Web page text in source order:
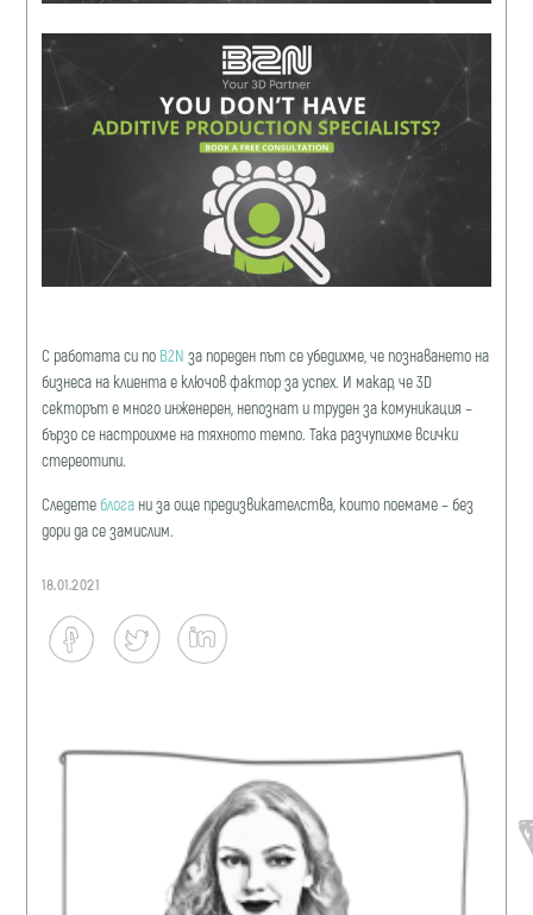
С работата си по B2N за пореден път се убедихме, че познаването на
бизнеса на клиента е ключов фактор за успех. И макар, че 3D
секторът е много инженерен, непознат и труден за комуникация –
бързо се настроихме на тяхното темпо. Така разчупихме всички
стереотипи.
Следете блога ни за още предизвикателства, които поемаме – без
дори да се замислим.
18.01.2021